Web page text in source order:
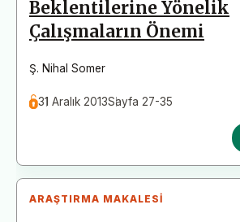
Beklentilerine Yönelik
Çalışmaların Önemi
Ş. Nihal Somer
31 Aralık 2013Sayfa 27-35
ARAŞTIRMA MAKALESI